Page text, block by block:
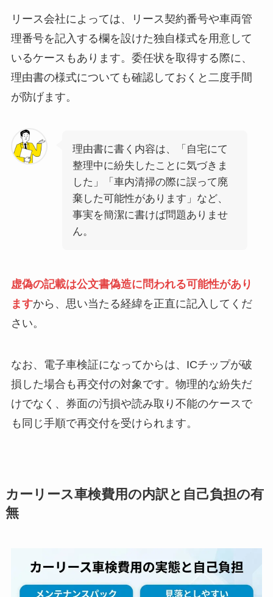
リース会社によっては、リース契約番号や車両管
理番号を記入する欄を設けた独自様式を用意して
いるケースもあります。委任状を取得する際に、
理由書の様式についても確認しておくと二度手間
が防げます。
理由書に書く内容は、「自宅にて
整理中に紛失したことに気づきま
した」「車内清掃の際に誤って廃
棄した可能性があります」など、
事実を簡潔に書けば問題ありませ
ん。
虚偽の記載は公文書偽造に問われる可能性があり
ますから、思い当たる経緯を正直に記入してくだ
さい。
なお、電子車検証になってからは、ICチップが破
損した場合も再交付の対象です。物理的な紛失だ
けでなく、券面の汚損や読み取り不能のケースで
も同じ手順で再交付を受けられます。
カーリース車検費用の内訳と自己負担の有
無